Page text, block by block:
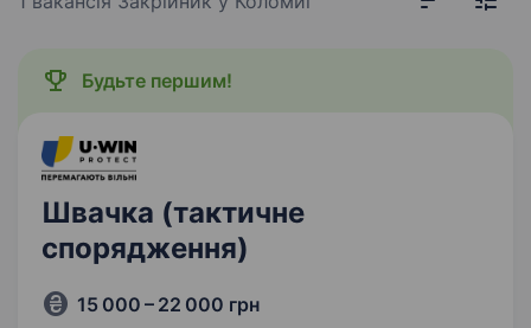
Будьте першим!
Швачка (тактичне
спорядження)
15 000 – 22 000 грн